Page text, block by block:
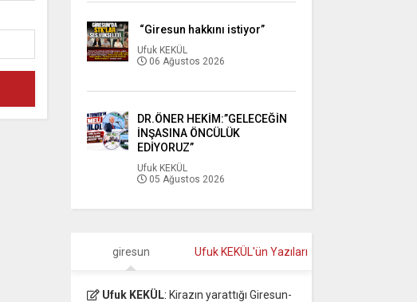
“Giresun hakkını istiyor”
Ufuk KEKÜL
06 Ağustos 2026
DR.ÖNER HEKİM:”GELECEĞİN
İNŞASINA ÖNCÜLÜK
EDİYORUZ”
Ufuk KEKÜL
05 Ağustos 2026
giresun Ufuk KEKÜL'ün Yazıları
Ufuk KEKÜL: Kirazın yarattığı Giresun-